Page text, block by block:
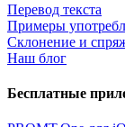
Перевод текста
Примеры
Склонение и
Наш блог
Бесплатные